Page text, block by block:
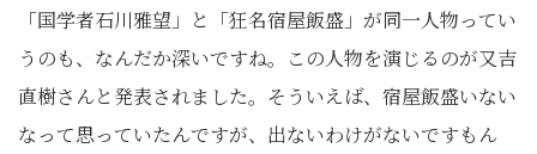
「国学者石川雅望」と「狂名宿屋飯盛」が同一人物ってい
うのも、なんだか深いですね。この人物を演じるのが又吉
直樹さんと発表されました。そういえば、宿屋飯盛いない
なって思っていたんですが、出ないわけがないですもん